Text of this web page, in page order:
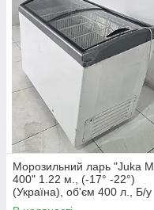
Морозильний ларь "Juka M
400" 1.22 м., (-17° -22°)
(Україна), об'єм 400 л., Б/у